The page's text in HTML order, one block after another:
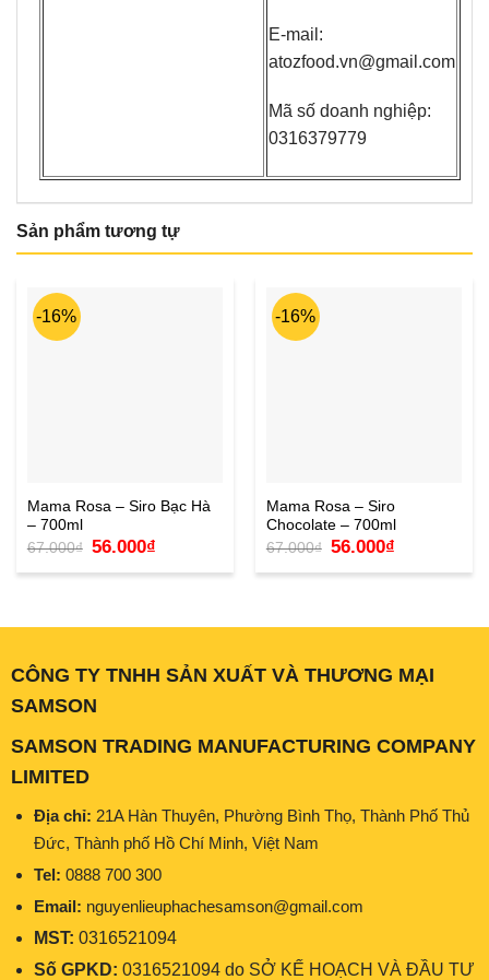
E-mail:
atozfood.vn@gmail.com
Mã số doanh nghiệp:
0316379779
Sản phẩm tương tự
-16%
Mama Rosa – Siro Bạc Hà
– 700ml
67.000₫
Giá
gốc
là:
56.000₫Giá
tại
-16%
Mama Rosa – Siro
Chocolate – 700ml
67.000₫
Giá
gốc
là:
56.000₫Giá
tại
CÔNG TY TNHH SẢN XUẤT VÀ THƯƠNG MẠI
SAMSON
SAMSON TRADING MANUFACTURING COMPANY
LIMITED
Địa chỉ: 21A Hàn Thuyên, Phường Bình Thọ, Thành Phố Thủ
Đức, Thành phố Hồ Chí Minh, Việt Nam
Tel: 0888 700 300
Email: nguyenlieuphachesamson@gmail.com
MST: 0316521094
Số GPKD: 0316521094 do SỞ KẾ HOẠCH VÀ ĐẦU TƯ